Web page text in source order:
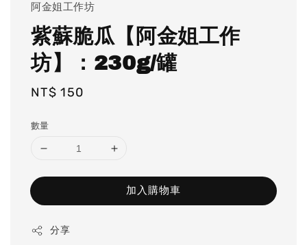
阿金姐工作坊
紫蘇脆瓜【阿金姐工作
坊】：230g/罐
Regular
NT$ 150
數量
加入購物車
分享